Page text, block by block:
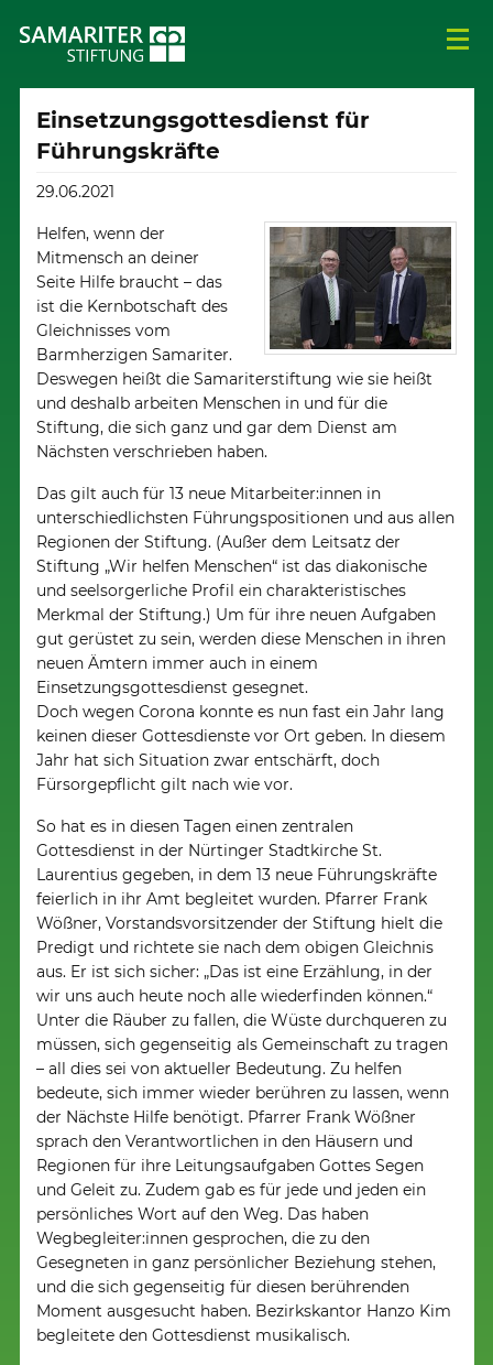
Einsetzungsgottesdienst für
Führungskräfte
29.06.2021
Helfen, wenn der
Mitmensch an deiner
Seite Hilfe braucht – das
ist die Kernbotschaft des
Gleichnisses vom
Barmherzigen Samariter.
Deswegen heißt die Samariterstiftung wie sie heißt
und deshalb arbeiten Menschen in und für die
Stiftung, die sich ganz und gar dem Dienst am
Nächsten verschrieben haben.
Das gilt auch für 13 neue Mitarbeiter:innen in
unterschiedlichsten Führungspositionen und aus allen
Regionen der Stiftung. (Außer dem Leitsatz der
Stiftung „Wir helfen Menschen“ ist das diakonische
und seelsorgerliche Profil ein charakteristisches
Merkmal der Stiftung.) Um für ihre neuen Aufgaben
gut gerüstet zu sein, werden diese Menschen in ihren
neuen Ämtern immer auch in einem
Einsetzungsgottesdienst gesegnet.
Doch wegen Corona konnte es nun fast ein Jahr lang
keinen dieser Gottesdienste vor Ort geben. In diesem
Jahr hat sich Situation zwar entschärft, doch
Fürsorgepflicht gilt nach wie vor.
So hat es in diesen Tagen einen zentralen
Gottesdienst in der Nürtinger Stadtkirche St.
Laurentius gegeben, in dem 13 neue Führungskräfte
feierlich in ihr Amt begleitet wurden. Pfarrer Frank
Wößner, Vorstandsvorsitzender der Stiftung hielt die
Predigt und richtete sie nach dem obigen Gleichnis
aus. Er ist sich sicher: „Das ist eine Erzählung, in der
wir uns auch heute noch alle wiederfinden können.“
Unter die Räuber zu fallen, die Wüste durchqueren zu
müssen, sich gegenseitig als Gemeinschaft zu tragen
– all dies sei von aktueller Bedeutung. Zu helfen
bedeute, sich immer wieder berühren zu lassen, wenn
der Nächste Hilfe benötigt. Pfarrer Frank Wößner
sprach den Verantwortlichen in den Häusern und
Regionen für ihre Leitungsaufgaben Gottes Segen
und Geleit zu. Zudem gab es für jede und jeden ein
persönliches Wort auf den Weg. Das haben
Wegbegleiter:innen gesprochen, die zu den
Gesegneten in ganz persönlicher Beziehung stehen,
und die sich gegenseitig für diesen berührenden
Moment ausgesucht haben. Bezirkskantor Hanzo Kim
begleitete den Gottesdienst musikalisch.